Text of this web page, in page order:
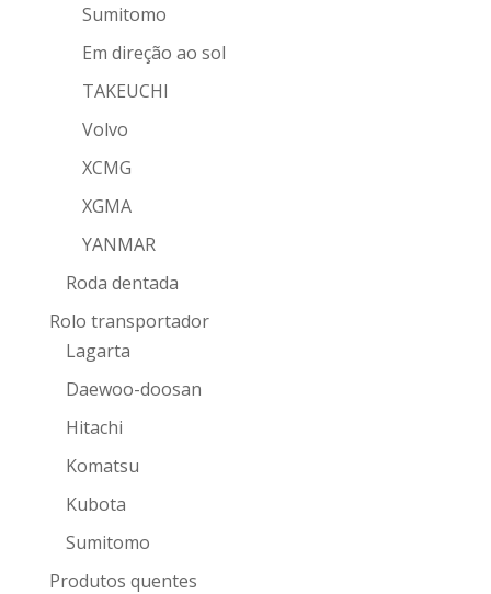
Sumitomo
Em direção ao sol
TAKEUCHI
Volvo
XCMG
XGMA
YANMAR
Roda dentada
Rolo transportador
Lagarta
Daewoo-doosan
Hitachi
Komatsu
Kubota
Sumitomo
Produtos quentes